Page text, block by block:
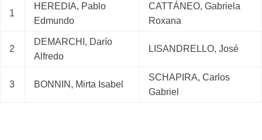
1
HEREDIA, Pablo
Edmundo
CATTÁNEO, Gabriela
Roxana
2
DEMARCHI, Darío
Alfredo
LISANDRELLO, José
3 BONNIN, Mirta Isabel
SCHAPIRA, Carlos
Gabriel